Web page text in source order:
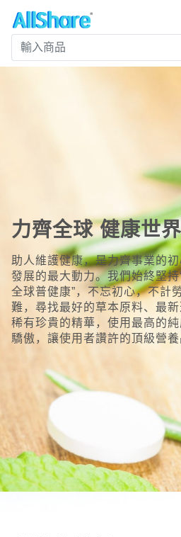
力齊全球 健康世界
助人維護健康，是力齊事業的
發展的最大動力。我們始終堅
全球普健康”，不忘初心，不計
難，尋找最好的草本原料、最
稀有珍貴的精華，使用最高的
驕傲，讓使用者讚許的頂級營養